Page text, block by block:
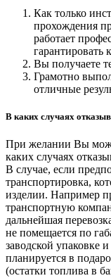
Как только
прохождения
работает
гарантировать
Вы получаете
Грамотно
отличные
В каких случаях
При желании Вы
каких случаях
В случае, если
транспортировка,
изделии. Например
транспортную
дальнейшая
не помещается по
заводской упаковке
планируется в
(остатки топлива в